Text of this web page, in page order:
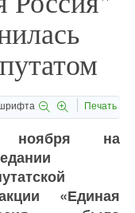
Печать
на
«Единая